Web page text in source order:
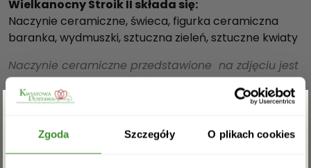
Zgoda Szczegóły O plikach cookies
Wielkanocny Stroik II składa się:
Naczynie ceramiczne, świeca, figurka ceramiczna
baranka, wydmuszki, sztuczna zieleń, sztuczne kwiaty
Naczynie ceramiczne przedstawione na zdjęciu jest
przykładowe i może różnić się od dostarczonego.
Dostępność 01.03. – 30.04.
OPINIE
Zgarnij rabat -5%